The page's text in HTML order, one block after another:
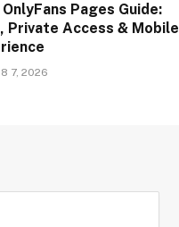
Pages Guide:
Private Access & Mobile
7, 2026